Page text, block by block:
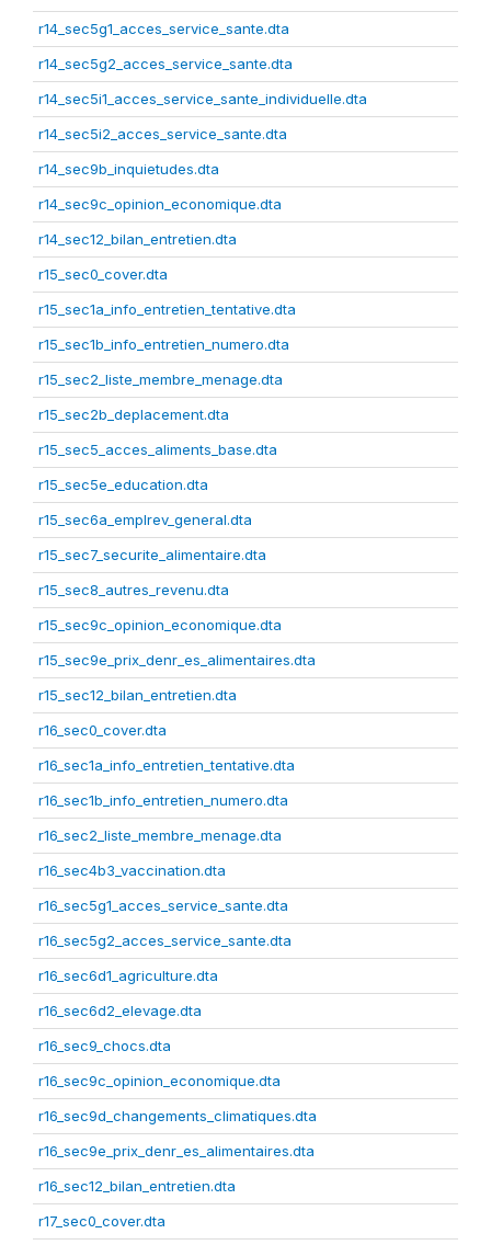
r14_sec5g1_acces_service_sante.dta
r14_sec5g2_acces_service_sante.dta
r14_sec5i1_acces_service_sante_individuelle.dta
r14_sec5i2_acces_service_sante.dta
r14_sec9b_inquietudes.dta
r14_sec9c_opinion_economique.dta
r14_sec12_bilan_entretien.dta
r15_sec0_cover.dta
r15_sec1a_info_entretien_tentative.dta
r15_sec1b_info_entretien_numero.dta
r15_sec2_liste_membre_menage.dta
r15_sec2b_deplacement.dta
r15_sec5_acces_aliments_base.dta
r15_sec5e_education.dta
r15_sec6a_emplrev_general.dta
r15_sec7_securite_alimentaire.dta
r15_sec8_autres_revenu.dta
r15_sec9c_opinion_economique.dta
r15_sec9e_prix_denr_es_alimentaires.dta
r15_sec12_bilan_entretien.dta
r16_sec0_cover.dta
r16_sec1a_info_entretien_tentative.dta
r16_sec1b_info_entretien_numero.dta
r16_sec2_liste_membre_menage.dta
r16_sec4b3_vaccination.dta
r16_sec5g1_acces_service_sante.dta
r16_sec5g2_acces_service_sante.dta
r16_sec6d1_agriculture.dta
r16_sec6d2_elevage.dta
r16_sec9_chocs.dta
r16_sec9c_opinion_economique.dta
r16_sec9d_changements_climatiques.dta
r16_sec9e_prix_denr_es_alimentaires.dta
r16_sec12_bilan_entretien.dta
r17_sec0_cover.dta